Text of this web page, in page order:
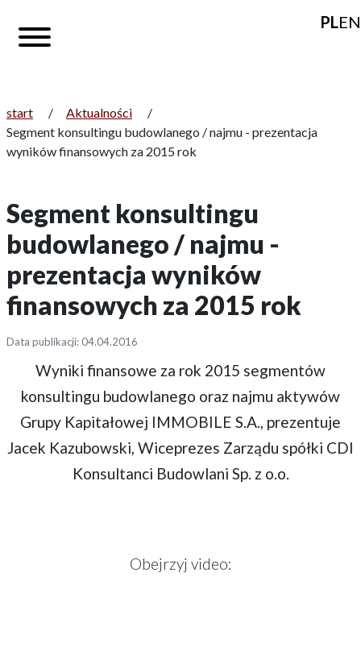
PLEN
start / Aktualności
/
Segment konsultingu budowlanego / najmu - prezentacja
wyników finansowych za 2015 rok
Segment konsultingu
budowlanego / najmu -
prezentacja wyników
finansowych za 2015 rok
Data publikacji: 04.04.2016
Wyniki finansowe za rok 2015 segmentów
konsultingu budowlanego oraz najmu aktywów
Grupy Kapitałowej IMMOBILE S.A., prezentuje
Jacek Kazubowski, Wiceprezes Zarządu spółki CDI
Konsultanci Budowlani Sp. z o.o.
Obejrzyj video: